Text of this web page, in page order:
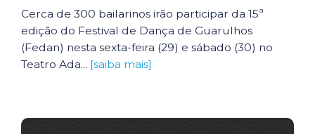
Cerca de 300 bailarinos irão participar da 15ª
edição do Festival de Dança de Guarulhos
(Fedan) nesta sexta-feira (29) e sábado (30) no
Teatro Ada... [saiba mais]